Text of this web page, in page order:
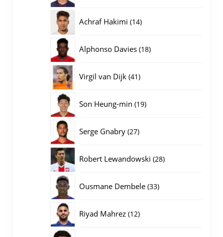
Achraf Hakimi 1414
Alphonso Davies 1818
Virgil van Dijk 4141
Son Heung-min 1919
Serge Gnabry 2727
Robert Lewandowski 2828
Ousmane Dembele 3333
Riyad Mahrez 1212